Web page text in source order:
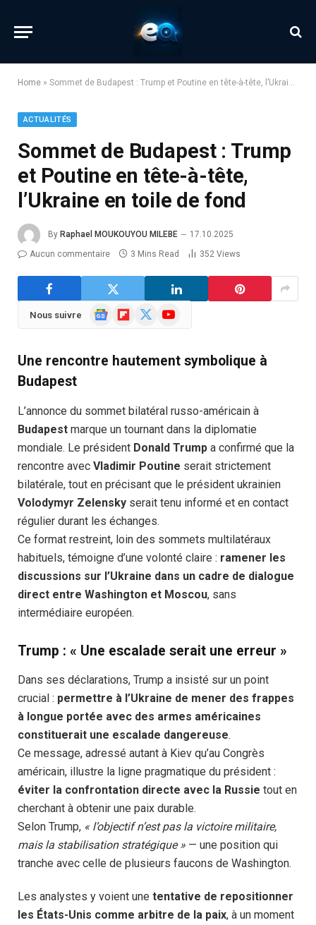
Home » Sommet de Budapest : Trump et Poutine en tête-à-tête, l’Ukraine en toile de fond
ACTUALITÉS
Sommet de Budapest : Trump
et Poutine en tête-à-tête,
l’Ukraine en toile de fond
By Raphael MOUKOUYOU MILEBE
17.10.2025
Aucun commentaire
3 Mins Read 352 Views
Nous suivre
GoogleFlipboard YouTube
Une rencontre hautement symbolique à
Budapest
L’annonce du sommet bilatéral russo-américain à
Budapest marque un tournant dans la diplomatie
mondiale. Le président Donald Trump a confirmé que la
rencontre avec Vladimir Poutine serait strictement
bilatérale, tout en précisant que le président ukrainien
Volodymyr Zelensky serait tenu informé et en contact
régulier durant les échanges.
Ce format restreint, loin des sommets multilatéraux
habituels, témoigne d’une volonté claire : ramener les
discussions sur l’Ukraine dans un cadre de dialogue
direct entre Washington et Moscou, sans
intermédiaire européen.
Trump : « Une escalade serait une erreur »
Dans ses déclarations, Trump a insisté sur un point
crucial : permettre à l’Ukraine de mener des frappes
à longue portée avec des armes américaines
constituerait une escalade dangereuse.
Ce message, adressé autant à Kiev qu’au Congrès
américain, illustre la ligne pragmatique du président :
éviter la confrontation directe avec la Russie tout en
cherchant à obtenir une paix durable.
Selon Trump, « l’objectif n’est pas la victoire militaire,
mais la stabilisation stratégique » — une position qui
tranche avec celle de plusieurs faucons de Washington.
Les analystes y voient une tentative de repositionner
les États-Unis comme arbitre de la paix, à un moment